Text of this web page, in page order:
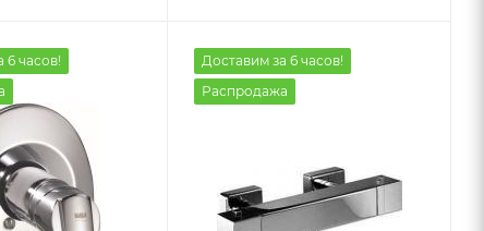
6 часов!
Доставим за 6 часов!
Распродажа